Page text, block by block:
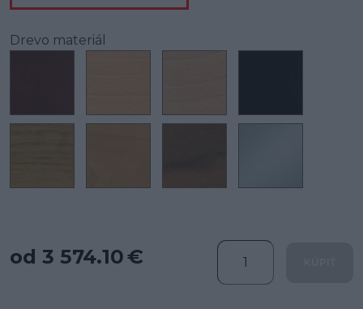
Drevo materiál
od 3 574.10 €